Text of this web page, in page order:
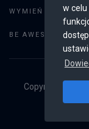
w celu
WYMIEŃ GRY:
BE AWESOME:
Copyright ©